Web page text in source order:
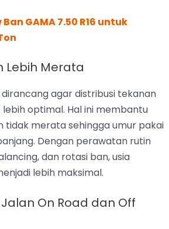
Ban GAMA 7.50 R16 untuk
Lebih Merata
dirancang agar distribusi tekanan
optimal. Hal ini membantu
tidak merata sehingga umur pakai
Dengan perawatan rutin
dan rotasi ban, usia
lebih maksimal.
On Road dan Off